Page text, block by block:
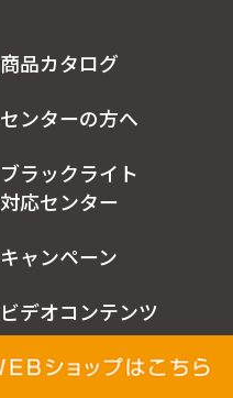
商品カタログ
センターの方へ
ブラックライト
対応センター
キャンペーン
ビデオコンテンツ